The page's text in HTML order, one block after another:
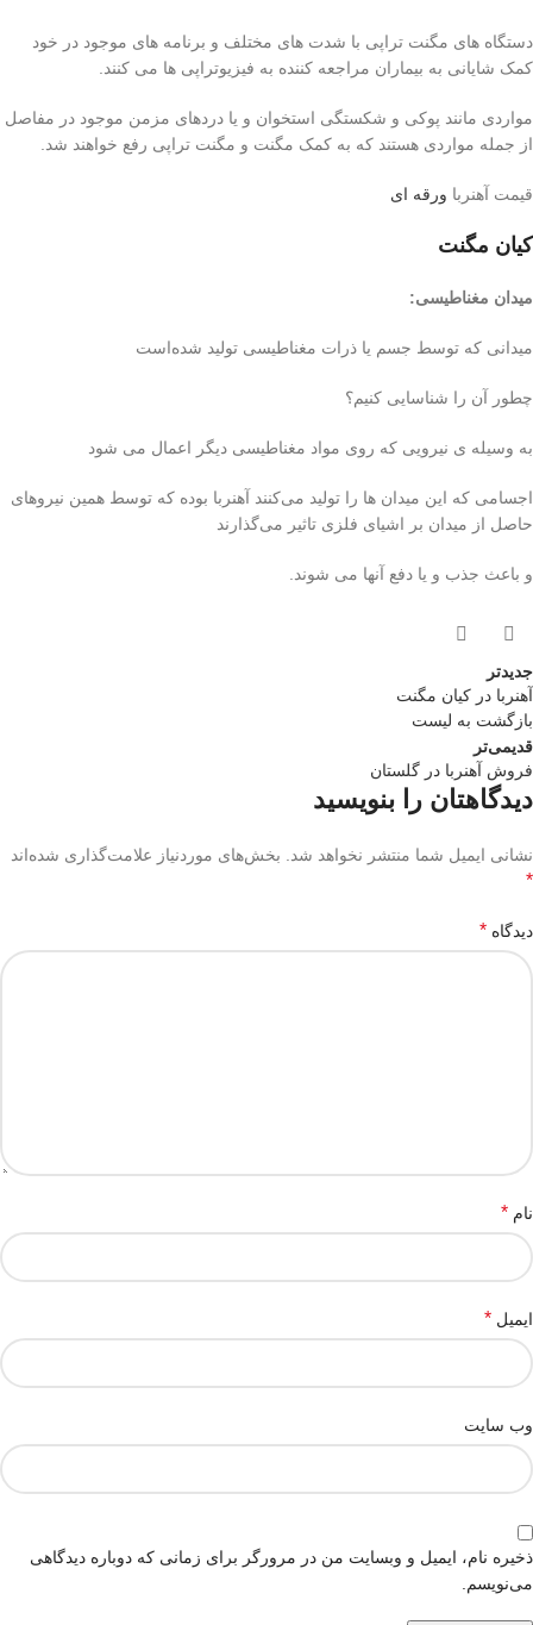
دستگاه های مگنت تراپی با شدت های مختلف و برنامه های موجود در خود
کمک شایانی به بيماران مراجعه کننده به فیزیوتراپی ها می کنند.
مواردی مانند پوکی و شکستگی استخوان و یا دردهای مزمن موجود در مفاصل
از جمله مواردی هستند که به کمک مگنت و مگنت تراپی رفع خواهند شد.
قیمت آهنربا ورقه ای
کیان مگنت
میدان مغناطیسی:
میدانی که توسط جسم یا ذرات مغناطیسی تولید شده‌است
چطور آن را شناسایی کنیم؟
به وسیله ی نیرویی که روی مواد مغناطیسی ‌دیگر اعمال می شود
اجسامی که این میدان ها را تولید می‌کنند آهنربا بوده که توسط همین نیروهای
حاصل از میدان بر اشیای فلزی تاثیر می‌گذارند
و باعث جذب و یا دفع آنها می شوند.
جدیدتر
آهنربا در کیان مگنت
بازگشت به لیست
قدیمی‌تر
فروش آهنربا در گلستان
دیدگاهتان را بنویسید
نشانی ایمیل شما منتشر نخواهد شد. بخش‌های موردنیاز علامت‌گذاری شده‌اند
*
دیدگاه *
نام *
ایمیل *
وب‌ سایت
ذخیره نام، ایمیل و وبسایت من در مرورگر برای زمانی که دوباره دیدگاهی
می‌نویسم.